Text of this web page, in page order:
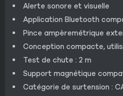
Alerte sonore et visuelle
Application Bluetooth
Pince ampèremétrique
Conception compacte,
Test de chute : 2 m
Support magnétique
Catégorie de surtension :